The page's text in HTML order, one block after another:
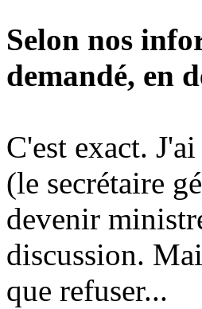
Selon nos
demandé, en
C'est exact.
(le secrétaire
devenir
discussion.
que refuser...